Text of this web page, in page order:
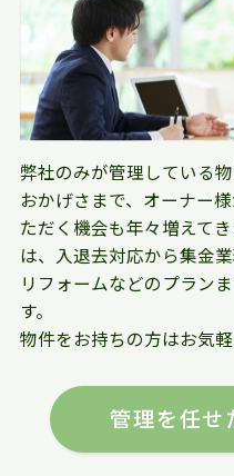
弊社のみが管理している物
おかげさまで、オーナー
ただく機会も年々増えて
は、入退去対応から集金
リフォームなどのプラン
す。
物件をお持ちの方はお気
管理を任せ